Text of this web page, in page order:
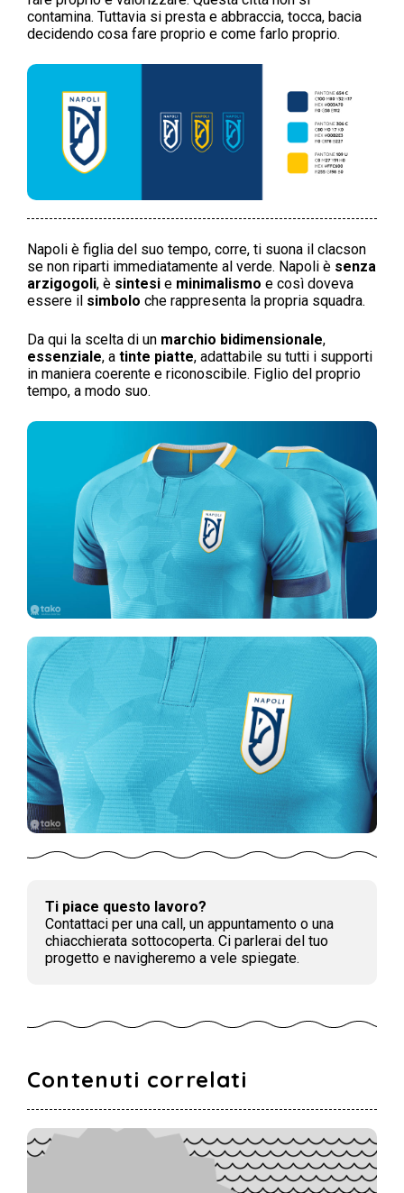
contamina. Tuttavia si presta e abbraccia, tocca, bacia
decidendo cosa fare proprio e come farlo proprio.
Napoli è figlia del suo tempo, corre, ti suona il clacson
se non riparti immediatamente al verde. Napoli è senza
arzigogoli, è sintesi e minimalismo e così doveva
essere il simbolo che rappresenta la propria squadra.
Da qui la scelta di un marchio bidimensionale,
essenziale, a tinte piatte, adattabile su tutti i supporti
in maniera coerente e riconoscibile. Figlio del proprio
tempo, a modo suo.
Ti piace questo lavoro?
Contattaci per una call, un appuntamento o una
chiacchierata sottocoperta. Ci parlerai del tuo
progetto e navigheremo a vele spiegate.
Contenuti correlati